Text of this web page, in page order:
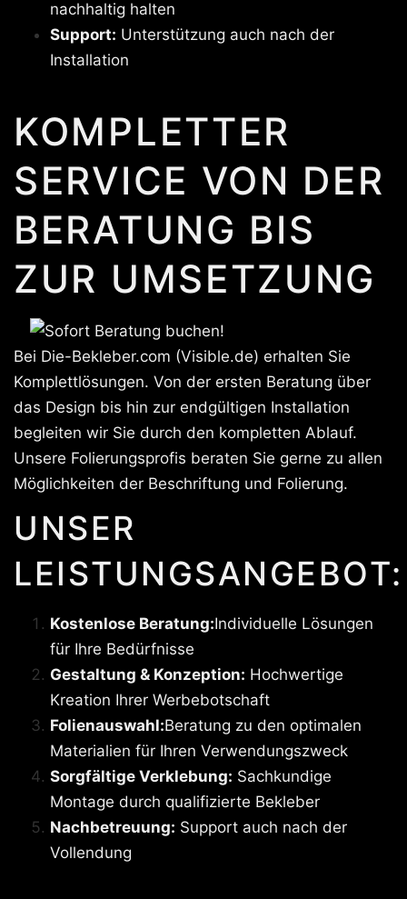
nachhaltig halten
Support: Unterstützung auch nach der
Installation
KOMPLETTER
SERVICE VON DER
BERATUNG BIS
ZUR UMSETZUNG
Bei Die-Bekleber.com (Visible.de) erhalten Sie
Komplettlösungen. Von der ersten Beratung über
das Design bis hin zur endgültigen Installation
begleiten wir Sie durch den kompletten Ablauf.
Unsere Folierungsprofis beraten Sie gerne zu allen
Möglichkeiten der Beschriftung und Folierung.
UNSER
LEISTUNGSANGEBOT:
Kostenlose Beratung:Individuelle Lösungen
für Ihre Bedürfnisse
Gestaltung & Konzeption: Hochwertige
Kreation Ihrer Werbebotschaft
Folienauswahl:Beratung zu den optimalen
Materialien für Ihren Verwendungszweck
Sorgfältige Verklebung: Sachkundige
Montage durch qualifizierte Bekleber
Nachbetreuung: Support auch nach der
Vollendung